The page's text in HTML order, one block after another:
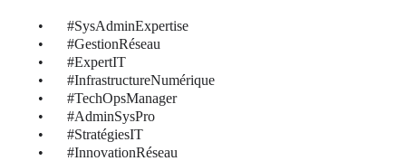
•
#SysAdminExpertise
•
#GestionRéseau
•
#ExpertIT
•
#InfrastructureNumérique
•
#TechOpsManager
•
#AdminSysPro
•
#StratégiesIT
•
#InnovationRéseau